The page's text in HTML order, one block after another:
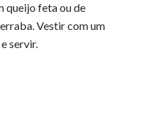
queijo feta ou de
Vestir com um
servir.